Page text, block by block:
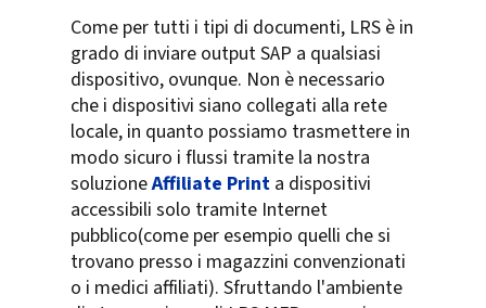
Come per tutti i tipi di documenti, LRS è in
grado di inviare output SAP a qualsiasi
dispositivo, ovunque. Non è necessario
che i dispositivi siano collegati alla rete
locale, in quanto possiamo trasmettere in
modo sicuro i flussi tramite la nostra
soluzioneAffiliate Print a dispositivi
accessibili solo tramite Internet
pubblico(come per esempio quelli che si
trovano presso i magazzini convenzionati
o i medici affiliati). Sfruttando l'ambiente